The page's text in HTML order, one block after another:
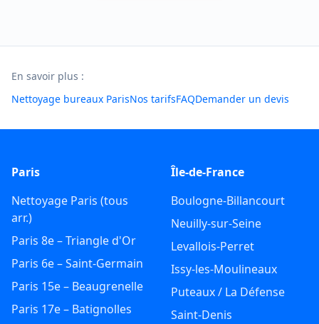
En savoir plus :
Nettoyage bureaux ParisNos tarifsFAQDemander un devis
Paris
Nettoyage Paris (tous
arr.)
Paris 8e – Triangle d'Or
Paris 6e – Saint-Germain
Paris 15e – Beaugrenelle
Paris 17e – Batignolles
Île-de-France
Boulogne-Billancourt
Neuilly-sur-Seine
Levallois-Perret
Issy-les-Moulineaux
Puteaux / La Défense
Saint-Denis